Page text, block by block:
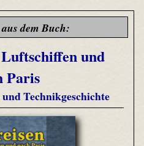
dem Buch:
und
Paris
Technikgeschichte